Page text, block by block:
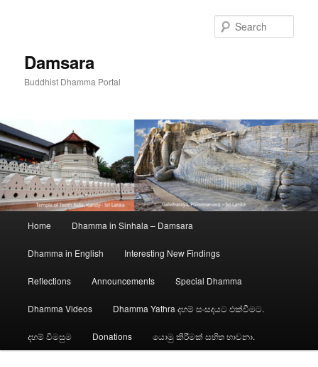
Damsara
Buddhist Dhamma Portal
Home Dhamma in Sinhala – Damsara
Dhamma in English Interesting New Findings
Reflections Announcements Special Dhamma
Dhamma Videos Dhamma Yathra දහම් සංසදයට එක්වීමට.
දහම් විමසුම Donations යොමු කිරීමක් සහිත භාවනා.